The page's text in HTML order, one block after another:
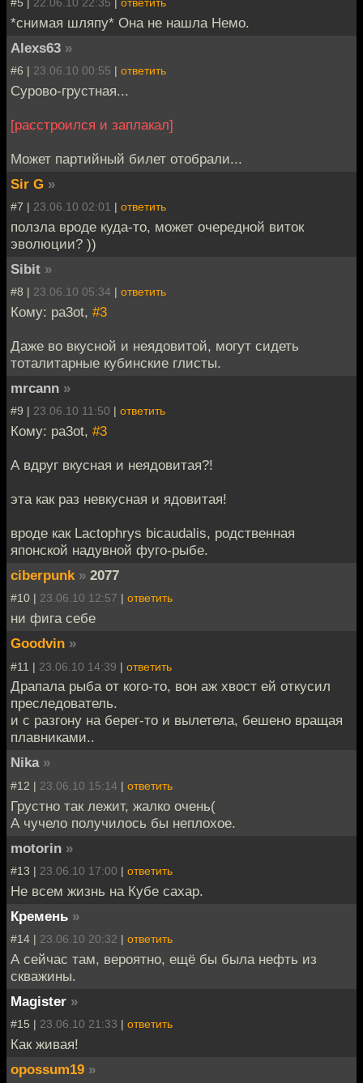
*снимая шляпу* Она не нашла Немо.
Alexs63 »
#6 | 23.06.10 00:55 | ответить
Сурово-грустная...
[расстроился и заплакал]
Может партийный билет отобрали...
Sir G »
#7 | 23.06.10 02:01 | ответить
ползла вроде куда-то, может очередной виток
эволюции? ))
Sibit »
#8 | 23.06.10 05:34 | ответить
Кому: pa3ot, #3
Даже во вкусной и неядовитой, могут сидеть
тоталитарные кубинские глисты.
mrcann »
#9 | 23.06.10 11:50 | ответить
Кому: pa3ot, #3
А вдруг вкусная и неядовитая?!
эта как раз невкусная и ядовитая!
вроде как Lactophrys bicaudalis, родственная
японской надувной фуго-рыбе.
ciberpunk » 2077
#10 | 23.06.10 12:57 | ответить
ни фига себе
Goodvin »
#11 | 23.06.10 14:39 | ответить
Драпала рыба от кого-то, вон аж хвост ей откусил
преследователь.
и с разгону на берег-то и вылетела, бешено вращая
плавниками..
Nika »
#12 | 23.06.10 15:14 | ответить
Грустно так лежит, жалко очень(
А чучело получилось бы неплохое.
motorin »
#13 | 23.06.10 17:00 | ответить
Не всем жизнь на Кубе сахар.
Кремень »
#14 | 23.06.10 20:32 | ответить
А сейчас там, вероятно, ещё бы была нефть из
скважины.
Magister »
#15 | 23.06.10 21:33 | ответить
Как живая!
opossum19 »